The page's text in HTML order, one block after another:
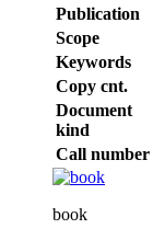
Publication
Scope
Keywords
Copy cnt.
Document
kind
Call number
book